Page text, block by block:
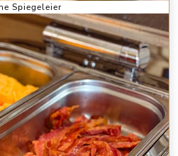
Spiegeleier